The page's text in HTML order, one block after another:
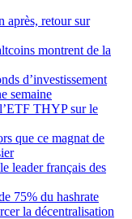
après, retour sur
montrent de la
d’investissement
semaine
THYP sur le
que ce magnat de
leader français des
75% du hashrate
la décentralisation